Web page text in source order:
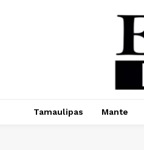
Tamaulipas Mante